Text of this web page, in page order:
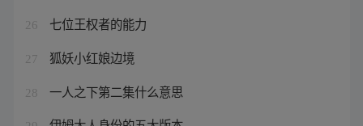
26 七位王权者的能力
27 狐妖小红娘边境
28 一人之下第二集什么意思